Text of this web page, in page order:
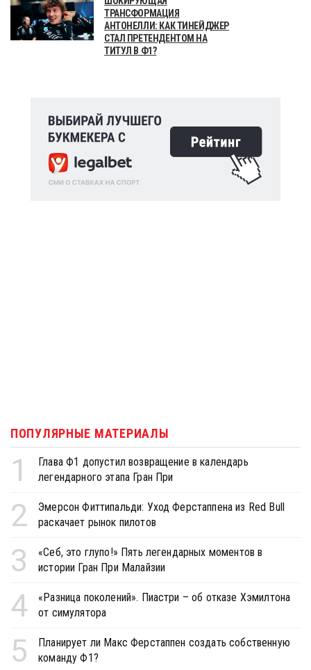
ТРАНСФОРМАЦИЯ
АНТОНЕЛЛИ: КАК ТИНЕЙДЖЕР
СТАЛ ПРЕТЕНДЕНТОМ НА
ТИТУЛ В Ф1?
ПОПУЛЯРНЫЕ МАТЕРИАЛЫ
1
Глава Ф1 допустил возвращение в календарь
легендарного этапа Гран При
2
Эмерсон Фиттипальди: Уход Ферстаппена из Red Bull
раскачает рынок пилотов
3
«Себ, это глупо!» Пять легендарных моментов в
истории Гран При Малайзии
4
«Разница поколений». Пиастри – об отказе Хэмилтона
от симулятора
5
Планирует ли Макс Ферстаппен создать собственную
команду Ф1?